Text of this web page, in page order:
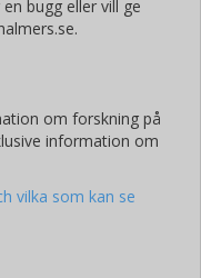
bugg eller vill ge
om forskning på
information om
vilka som kan se